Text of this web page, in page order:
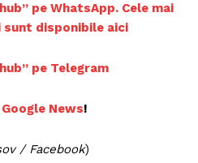
pe WhatsApp. Cele mai
disponibile aici
pe Telegram
News!
/ Facebook)